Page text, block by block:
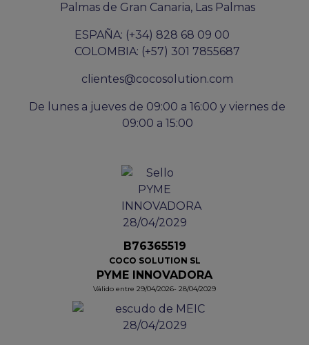
Palmas de Gran Canaria, Las Palmas
ESPAÑA: (+34) 828 68 09 00
COLOMBIA: (+57) 301 7855687
clientes@cocosolution.com
De lunes a jueves de 09:00 a 16:00 y viernes de
09:00 a 15:00
B76365519
COCO SOLUTION SL
PYME INNOVADORA
Válido entre 29/04/2026- 28/04/2029